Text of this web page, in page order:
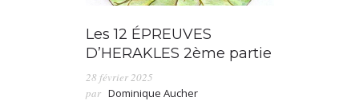
Les 12 ÉPREUVES
D’HERAKLES 2ème partie
28 février 2025
par Dominique Aucher